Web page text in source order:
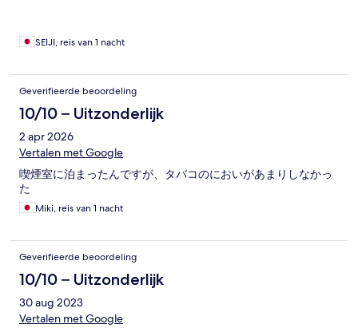
SEIJI, reis van 1 nacht
Geverifieerde beoordeling
10/10 – Uitzonderlijk
2 apr 2026
Vertalen met Google
喫煙室に泊まったんですが、タバコのにおいがあまりしなかっ
た
Miki, reis van 1 nacht
Geverifieerde beoordeling
10/10 – Uitzonderlijk
30 aug 2023
Vertalen met Google